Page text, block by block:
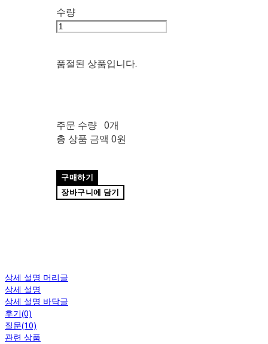
수량
품절된 상품입니다.
주문 수량 0개
총 상품 금액 0원
구매하기
장바구니에 담기
상세 설명 머리글
상세 설명
상세 설명 바닥글
후기(0)
질문(10)
관련 상품